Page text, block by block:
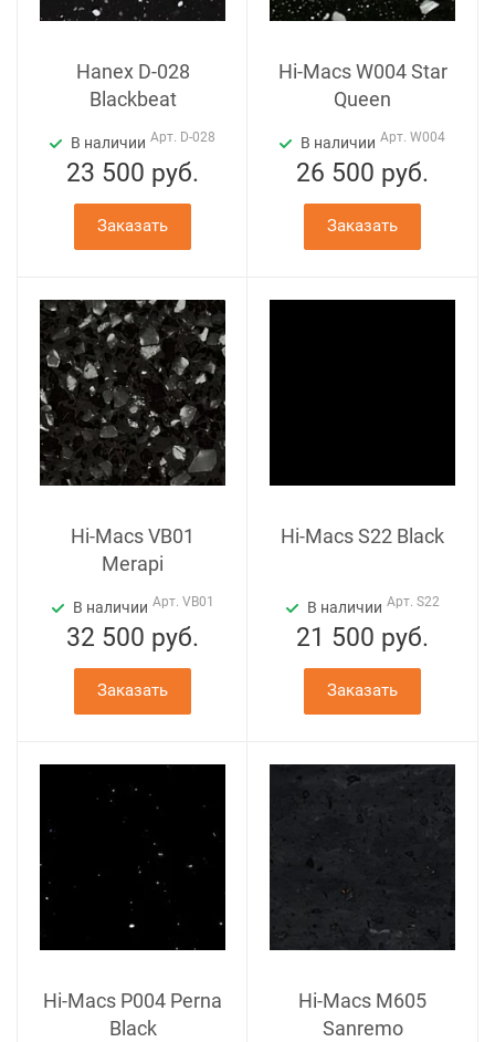
Hanex D-028
Blackbeat
В наличии Арт. D-028
23 500 руб.
Заказать
Hi-Macs W004 Star
Queen
В наличии Арт. W004
26 500 руб.
Заказать
Hi-Macs VB01
Merapi
В наличии Арт. VB01
32 500 руб.
Заказать
Hi-Macs S22 Black
В наличии Арт. S22
21 500 руб.
Заказать
Hi-Macs P004 Perna
Black
Hi-Macs M605
Sanremo